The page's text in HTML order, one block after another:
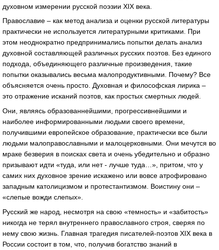
духовном измерении русской поэзии XIX века.
Православие – как метод анализа и оценки русской литературы
практически не используется литературными критиками. При
этом неоднократно предпринимались попытки делать анализ
духовной составляющей различных русских поэтов. Без единого
подхода, объединяющего различные произведения, такие
попытки оказывались весьма малопродуктивными. Почему? Все
объясняется очень просто. Духовная и философская лирика –
это отражение исканий поэтов, как простых смертных людей.
Они, являясь образованнейшими, прогрессивнейшими и
наиболее информированными людьми своего времени,
получившими европейское образование, практически все были
людьми малоправославными и малоцерковными. Они мечутся во
мраке безверия в поисках света и очень убедительно и образно
призывают идти «туда, или нет - лучше туда…», притом, что у
самих них духовное зрение искажено или вовсе атрофировано
западным католицизмом и протестантизмом. Воистину они –
«слепые вожди слепых».
Русский же народ, несмотря на свою «темность» и «забитость»
никогда не терял внутреннего православного строя, сверяя по
нему свою жизнь. Главная трагедия писателей-поэтов XIX века в
России состоит в том, что, получив богатство знаний в